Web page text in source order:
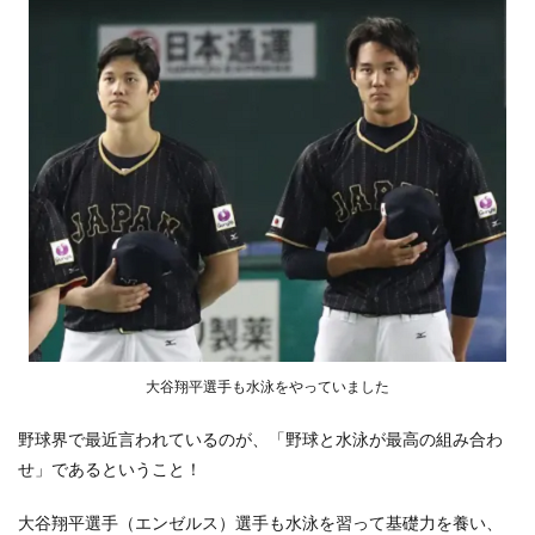
大谷翔平選手も水泳をやっていました
野球界で最近言われているのが、「野球と水泳が最高の組み合わ
せ」であるということ！
大谷翔平選手（エンゼルス）選手も水泳を習って基礎力を養い、